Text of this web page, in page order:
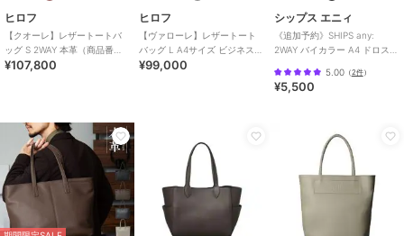
ヒロフ
【クオーレ】レザートートバ
ッグ S 2WAY 本革（商品番
号：P25-35442）
¥107,800
ヒロフ
【ヴァローレ】レザートート
バッグ L A4サイズ ビジネスバ
ッグ本革（商品番号：P25-
¥99,000
シップス エニィ
《追加予約》SHIPS any:
2WAY バイカラー A4 ドロスト
5.00（2件）
¥5,500